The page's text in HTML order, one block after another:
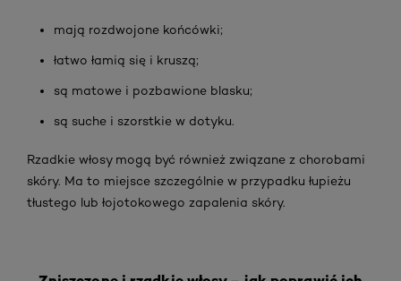
mają rozdwojone końcówki;
łatwo łamią się i kruszą;
są matowe i pozbawione blasku;
są suche i szorstkie w dotyku.
Rzadkie włosy mogą być również związane z chorobami
skóry. Ma to miejsce szczególnie w przypadku łupieżu
tłustego lub łojotokowego zapalenia skóry.